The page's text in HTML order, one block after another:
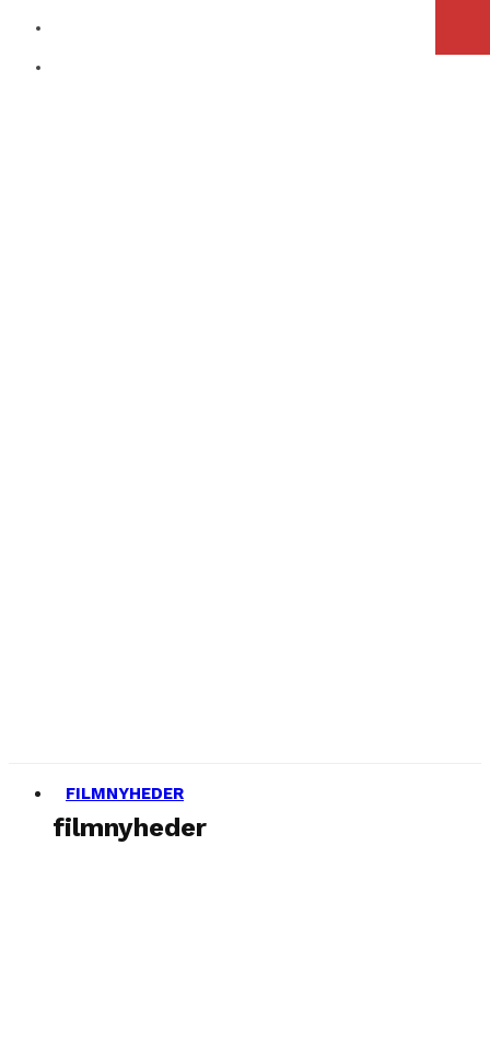
FILMNYHEDER
filmnyheder